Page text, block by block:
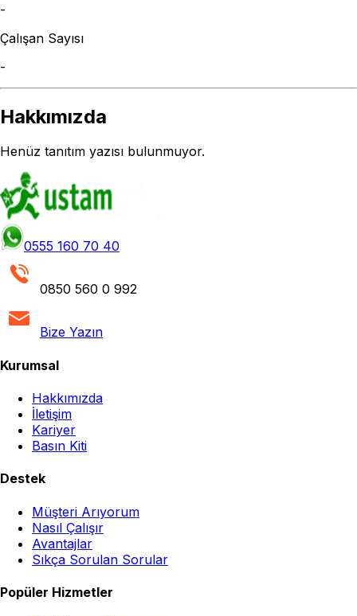
-
Çalışan Sayısı
-
Hakkımızda
Henüz tanıtım yazısı bulunmuyor.
0555 160 70 40
0850 560 0 992
Bize Yazın
Kurumsal
Hakkımızda
İletişim
Kariyer
Basın Kiti
Destek
Müşteri Arıyorum
Nasıl Çalışır
Avantajlar
Sıkça Sorulan Sorular
Popüler Hizmetler